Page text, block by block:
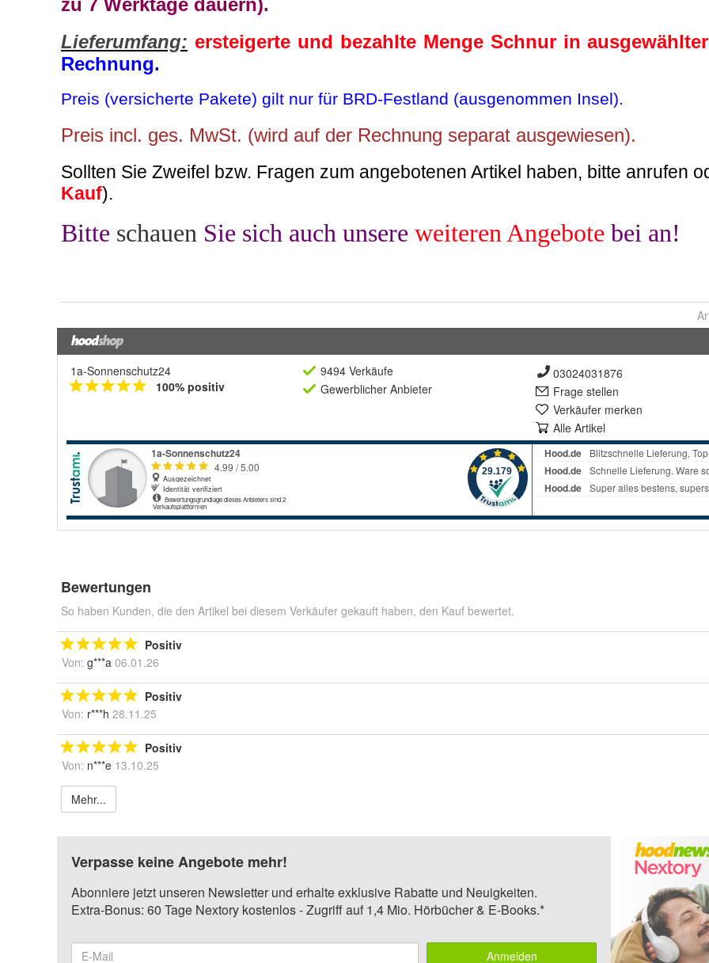
1a-Sonnenschutz24
100% positiv
9494 Verkäufe
Gewerblicher Anbieter
03024031876
Frage stellen
Verkäufer merken
Alle Artikel
Bewertungen
So haben Kunden, die den Artikel bei diesem Verkäufer gekauft haben, den Kauf bewertet.
Positiv
Von: g***a 06.01.26
Positiv
Von: r***h 28.11.25
Positiv
Von: n***e 13.10.25
Mehr...
Verpasse keine Angebote mehr!
Abonniere jetzt unseren Newsletter und erhalte exklusive Rabatte und Neuigkeiten.
Extra-Bonus: 60 Tage Nextory kostenlos - Zugriff auf 1,4 Mio. Hörbücher & E-Books.*
Anmelden